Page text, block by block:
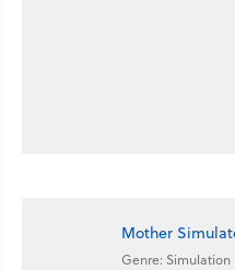
Mother
Genre: Simulation